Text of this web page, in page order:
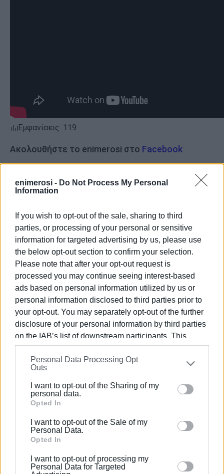
enimerosi - Do Not Process My Personal
Information
If you wish to opt-out of the sale, sharing to third
parties, or processing of your personal or sensitive
information for targeted advertising by us, please use
the below opt-out section to confirm your selection.
Please note that after your opt-out request is
processed you may continue seeing interest-based
ads based on personal information utilized by us or
personal information disclosed to third parties prior to
your opt-out. You may separately opt-out of the further
disclosure of your personal information by third parties
on the IAB’s list of downstream participants. This
information may also be disclosed by us to third parties
on theIAB’s List of Downstream Participants
that may
further disclose it to other third parties.
Please note that this website/app uses one or more
Google services and may gather and store information
behaviour. You may click to grant or deny consent to
Google and its third-party tags to use your data for
section.
Personal Data Processing Opt
Outs
I want to opt-out of the Sharing of my
personal data.
Opted In
I want to opt-out of the Sale of my
Personal Data.
Opted In
I want to opt-out of processing my
Personal Data for Targeted
Εμφανίσεις: 119
Ακολουθήστε το enimerosi στο Facebook
Συνδρομητές στο e-paper